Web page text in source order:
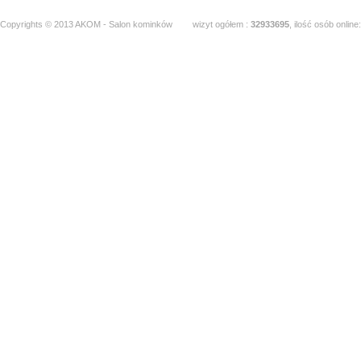
Copyrights © 2013 AKOM - Salon kominków wizyt ogółem : 32933695 , ilość osób